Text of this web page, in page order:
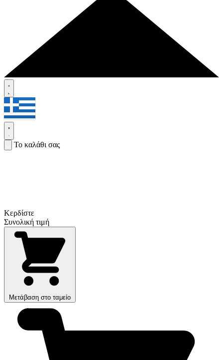
Το καλάθι σας
Κερδίστε
Συνολική τιμή
Μετάβαση στο ταμείο